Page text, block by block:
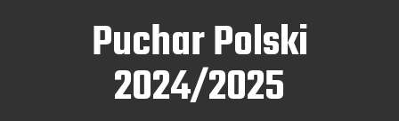
Puchar Polski
2024/2025